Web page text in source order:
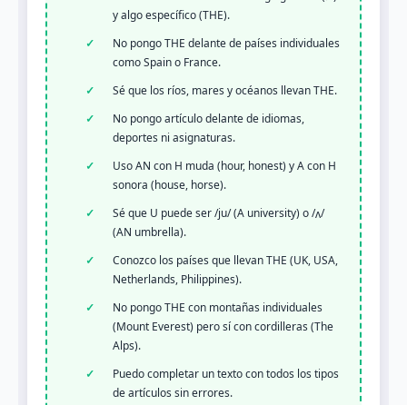
y algo específico (THE).
No pongo THE delante de países individuales
como Spain o France.
Sé que los ríos, mares y océanos llevan THE.
No pongo artículo delante de idiomas,
deportes ni asignaturas.
Uso AN con H muda (hour, honest) y A con H
sonora (house, horse).
Sé que U puede ser /ju/ (A university) o /ʌ/
(AN umbrella).
Conozco los países que llevan THE (UK, USA,
Netherlands, Philippines).
No pongo THE con montañas individuales
(Mount Everest) pero sí con cordilleras (The
Alps).
Puedo completar un texto con todos los tipos
de artículos sin errores.